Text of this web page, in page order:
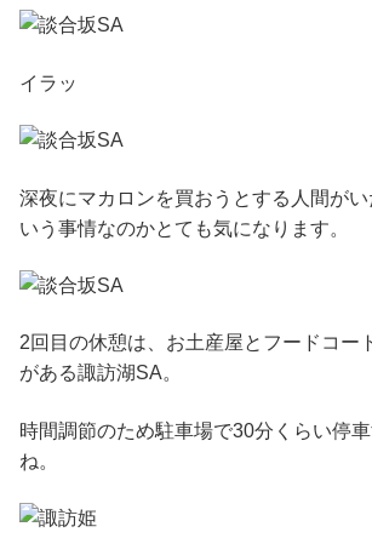
イラッ
深夜にマカロンを買おうとする人間がい
いう事情なのかとても気になります。
2回目の休憩は、お土産屋とフードコー
がある諏訪湖SA。
時間調節のため駐車場で30分くらい停
ね。